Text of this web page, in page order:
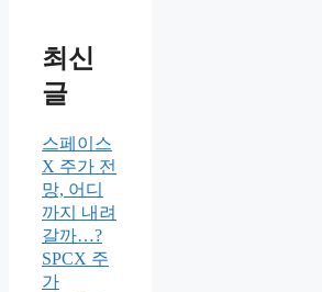
최신
글
스페이스
X 주가 전
망, 어디
까지 내려
갈까…?
SPCX 주
가